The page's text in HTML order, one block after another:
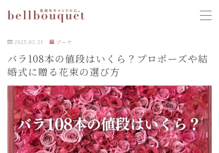
bellbouquetとは？
bellbouquetの料金表
よくある質問
お客様の声
2025.03.21 ブーケ
バラ108本の値段はいくら？プロポーズや結
婚式に贈る花束の選び方